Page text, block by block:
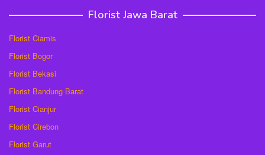
Florist Jawa Barat
Florist Ciamis
Florist Bogor
Florist Bekasi
Florist Bandung Barat
Florist Cianjur
Florist Cirebon
Florist Garut